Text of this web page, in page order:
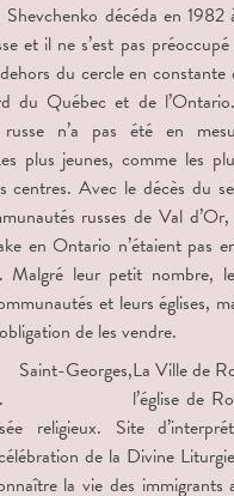
décéda en
et il ne s’est pas
du cercle en constante
du Québec et de
russe n’a pas été en
plus jeunes, comme les
centres. Avec le décès du
russes de Val
en Ontario n’étaient pas
Malgré leur petit nombre,
et leurs églises,
de les vendre.
La Ville de
l’église de
religieux. Site
de la Divine
la vie des immigrants